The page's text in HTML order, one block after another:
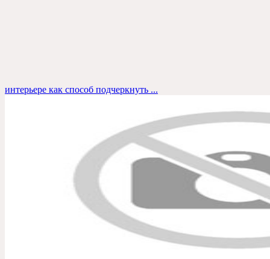
интерьере как способ подчеркнуть ...